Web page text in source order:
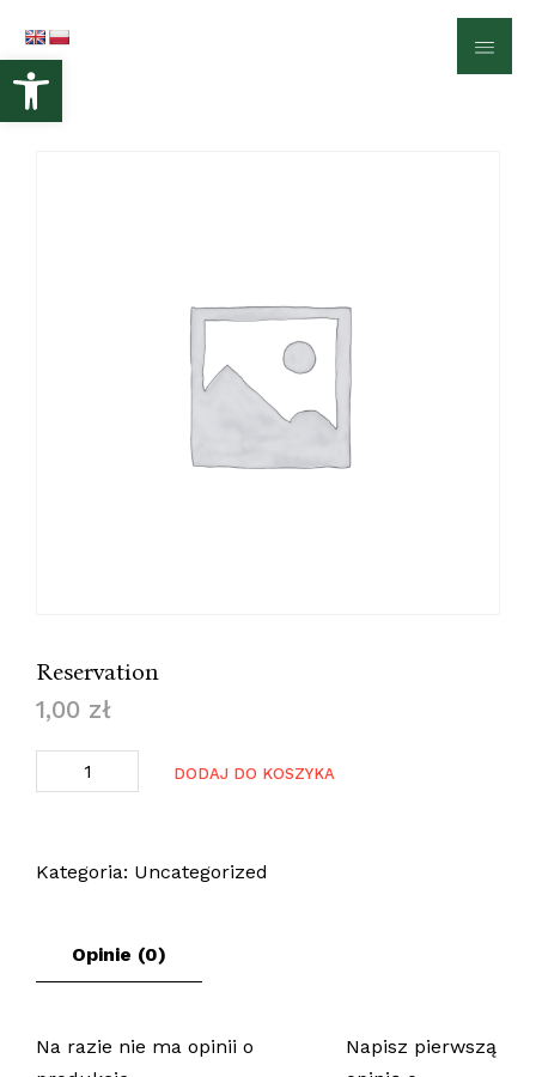
Otwórz pasek narzędzi
Reservation
1,00 zł
DODAJ DO KOSZYKA
Kategoria: Uncategorized
Opinie (0)
Na razie nie ma opinii o
Napisz pierwszą